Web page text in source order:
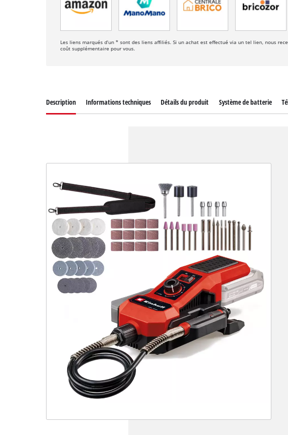
Les liens marqués d’un * sont des liens affiliés. Si un achat est effectué via un tel lien, nous
coût supplémentaire pour vous.
Description Informations techniques Détails du produit Système de batterie